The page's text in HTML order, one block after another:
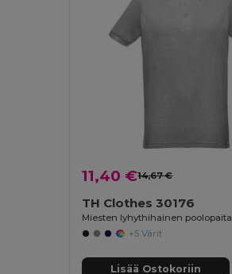
11,40 €14,67 €
TH Clothes 30176
Miesten lyhythihainen poolopaita
+5 Värit
Lisää Ostokoriin